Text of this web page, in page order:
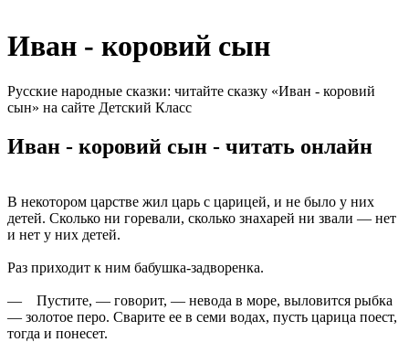
Иван - коровий сын
Русские народные сказки: читайте сказку «Иван - коровий
сын» на сайте Детский Класс
Иван - коровий сын - читать онлайн
В некотором царстве жил царь с царицей, и не было у них
детей. Сколько ни горевали, сколько знахарей ни звали — нет
и нет у них детей.
Раз приходит к ним бабушка-задворенка.
— Пустите, — говорит, — невода в море, выловится рыбка
— золотое перо. Сварите ее в семи водах, пусть царица поест,
тогда и понесет.